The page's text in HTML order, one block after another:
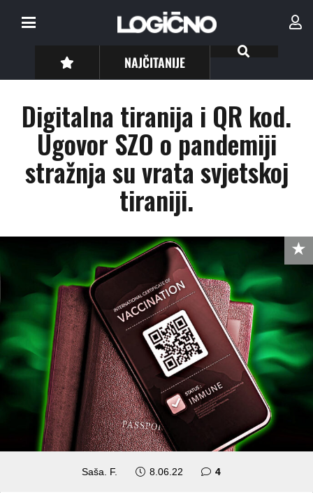
NAJČITANIJE
Digitalna tiranija i QR kod.
Ugovor SZO o pandemiji
stražnja su vrata svjetskoj
tiraniji.
Saša. F. 8.06.22 4komentara